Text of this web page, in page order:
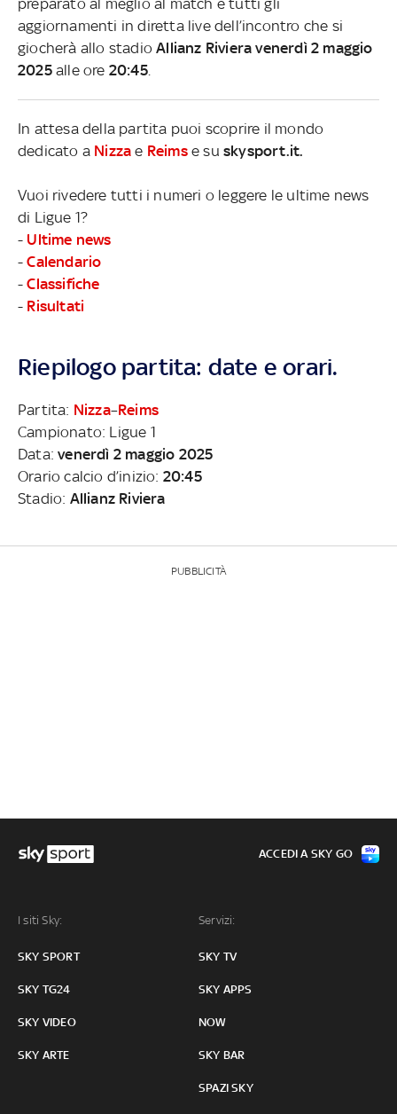
aggiornamenti in diretta live dell’incontro che si
giocherà allo stadioAllianz Riviera venerdì 2 maggio
2025alle ore 20:45.
In attesa della partita puoi scoprire il mondo
dedicato a Nizza e Reimse suskysport.it.
Vuoi rivedere tutti i numeri o leggere le ultime news
di Ligue 1?
- Ultime news
-Calendario
-Classifiche
- Risultati
Riepilogo partita: date e orari.
Partita: Nizza–Reims
Campionato: Ligue 1
Data:venerdì 2 maggio 2025
Orario calcio d’inizio: 20:45
Stadio: Allianz Riviera
PUBBLICITÀ
I siti Sky:
SKY SPORT
SKY TG24
SKY VIDEO
SKY ARTE
Servizi:
SKY TV
SKY APPS
NOW
SKY BAR
SPAZI SKY
ACCEDI A SKY GO